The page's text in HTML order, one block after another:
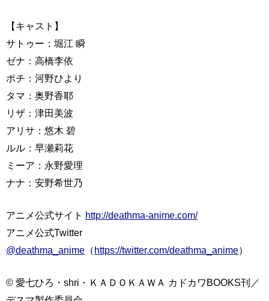
【キャスト】
サトゥー：堀江 瞬
ゼナ：高橋李依
ポチ：河野ひより
タマ：奥野香耶
リザ：津田美波
アリサ：悠木 碧
ルル：早瀬莉花
ミーア：永野愛理
ナナ：安野希世乃
アニメ公式サイト http://deathma-anime.com/
アニメ公式Twitter
@deathma_anime （https://twitter.com/deathma_anime）
© 愛七ひろ・shri・ＫＡＤＯＫＡＷＡ カドカワBOOKS刊／